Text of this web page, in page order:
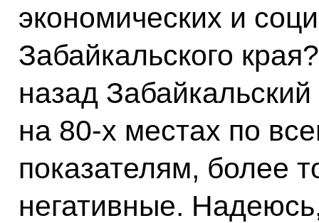
экономических и
Забайкальского
назад
на 80-х местах по
показателям, более
негативные.